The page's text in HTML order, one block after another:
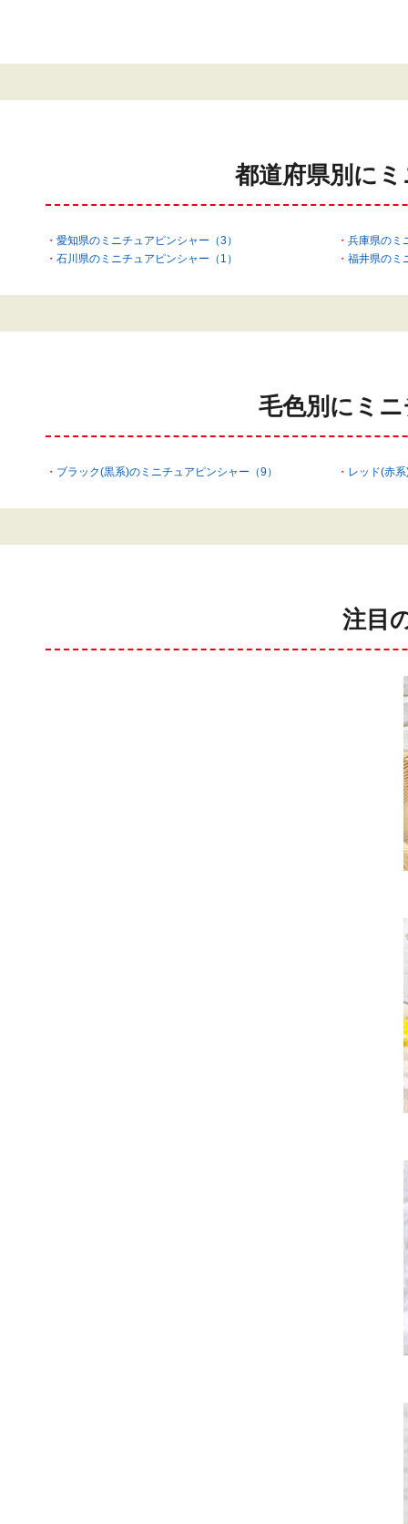
都道府県別に
愛知県のミニチュアピンシャー（3）
兵庫県のミ
石川県のミニチュアピンシャー（1）
福井県のミ
毛色別にミ
ブラック(黒系)のミニチュアピンシャー（9） レッド(赤
注目